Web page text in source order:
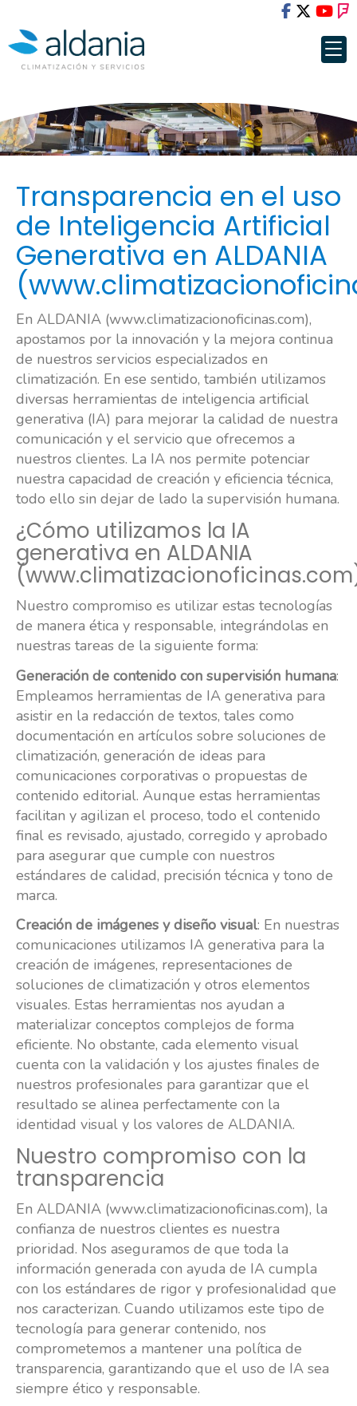
Transparencia en el uso
de Inteligencia Artificial
Generativa en ALDANIA
En ALDANIA (www.climatizacionoficinas.com),
apostamos por la innovación y la mejora continua
de nuestros servicios especializados en
climatización. En ese sentido, también utilizamos
diversas herramientas de inteligencia artificial
generativa (IA) para mejorar la calidad de nuestra
comunicación y el servicio que ofrecemos a
nuestros clientes. La IA nos permite potenciar
nuestra capacidad de creación y eficiencia técnica,
todo ello sin dejar de lado la supervisión humana.
¿Cómo utilizamos la IA
generativa en ALDANIA
Nuestro compromiso es utilizar estas tecnologías
de manera ética y responsable, integrándolas en
nuestras tareas de la siguiente forma:
Generación de contenido con supervisión humana:
Empleamos herramientas de IA generativa para
asistir en la redacción de textos, tales como
documentación en artículos sobre soluciones de
climatización, generación de ideas para
comunicaciones corporativas o propuestas de
contenido editorial. Aunque estas herramientas
facilitan y agilizan el proceso, todo el contenido
final es revisado, ajustado, corregido y aprobado
para asegurar que cumple con nuestros
estándares de calidad, precisión técnica y tono de
marca.
Creación de imágenes y diseño visual: En nuestras
comunicaciones utilizamos IA generativa para la
creación de imágenes, representaciones de
soluciones de climatización y otros elementos
visuales. Estas herramientas nos ayudan a
materializar conceptos complejos de forma
eficiente. No obstante, cada elemento visual
cuenta con la validación y los ajustes finales de
nuestros profesionales para garantizar que el
resultado se alinea perfectamente con la
identidad visual y los valores de ALDANIA.
Nuestro compromiso con la
transparencia
En ALDANIA (www.climatizacionoficinas.com), la
confianza de nuestros clientes es nuestra
prioridad. Nos aseguramos de que toda la
información generada con ayuda de IA cumpla
con los estándares de rigor y profesionalidad que
nos caracterizan. Cuando utilizamos este tipo de
tecnología para generar contenido, nos
comprometemos a mantener una política de
transparencia, garantizando que el uso de IA sea
siempre ético y responsable.